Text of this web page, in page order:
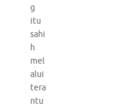
g
itu
sahi
h
mel
alui
tera
ntu